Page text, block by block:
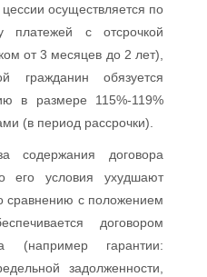
осуществляется по
платежей с отсрочкой
от 3 месяцев до 2 лет),
гражданин обязуется
в размере 115%-119%
(в период рассрочки).
содержания договора
его условия ухудшают
сравнению с положением
договором
(например гарантии:
задолженности,